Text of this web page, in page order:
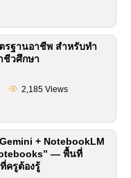
รฐานอาชีพ สำหรับทำ
ชีวศึกษา
2,185 Views
+ NotebookLM
— พื้นที่
ครูต้องรู้